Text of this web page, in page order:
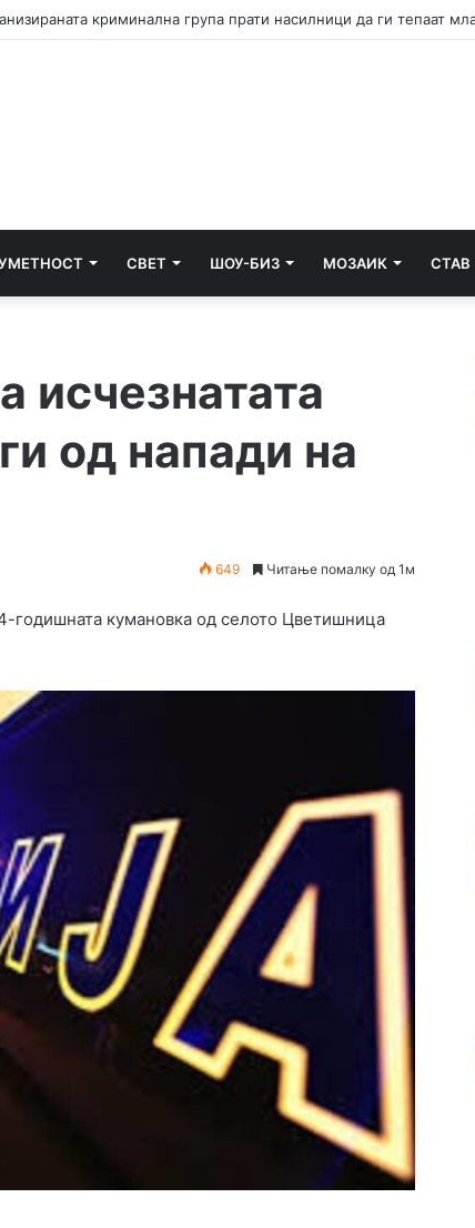
СВЕТ ШОУ-БИЗ МОЗАИК СТАВ
исчезнатата
од напади на
649 Читање помалку од 1м
годишната кумановка од селото Цветишница